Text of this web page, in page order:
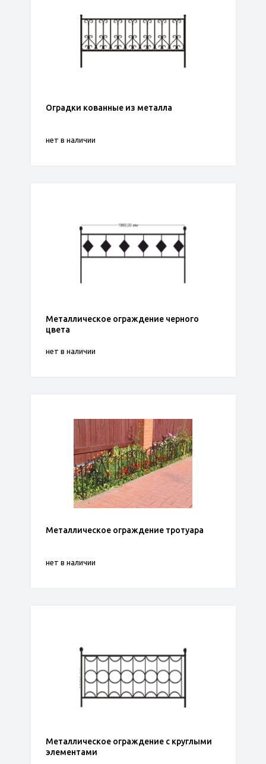
Оградки кованные из металла
нет в наличии
Металлическое ограждение черного
цвета
нет в наличии
Металлическое ограждение тротуара
нет в наличии
Металлическое ограждение с круглыми
элементами